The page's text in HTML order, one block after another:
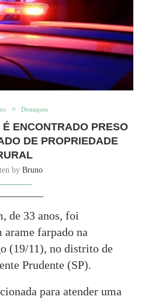
Destaques
ENCONTRADO PRESO
DE PROPRIEDADE
by Bruno
de 33 anos, foi
arame farpado na
(19/11), no distrito de
Prudente (SP).
para atender uma